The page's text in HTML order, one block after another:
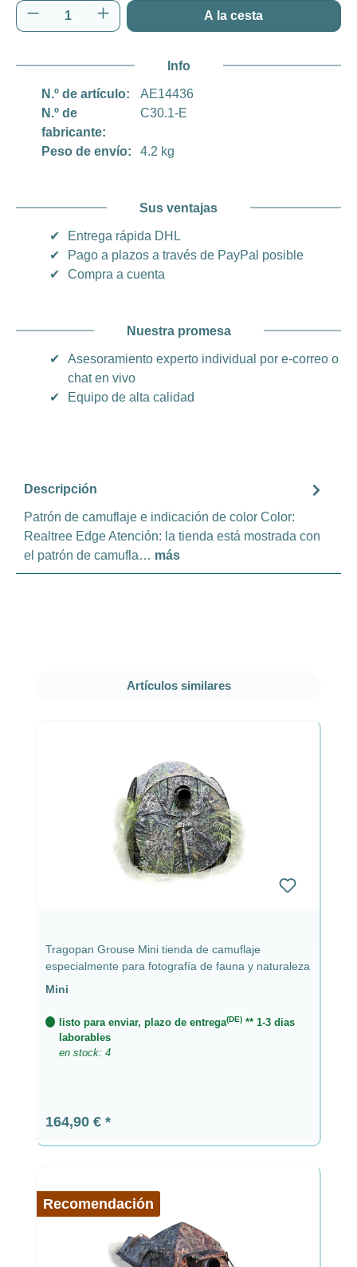
Cantidad del producto: introduce la
A la cesta
Info
N.º de artículo:
AE14436
N.º de
fabricante:
C30.1-E
Peso de envío: 4.2 kg
Sus ventajas
✔
Entrega rápida DHL
✔
Pago a plazos a través de PayPal posible
✔
Compra a cuenta
Nuestra promesa
✔
Asesoramiento experto individual por e-correo o
chat en vivo
✔
Equipo de alta calidad
Descripción
Patrón de camuflaje e indicación de color Color:
Realtree Edge Atención: la tienda está mostrada con
el patrón de camufla… más
Omitir la galería de productos
Artículos similares
Tragopan Grouse Mini tienda de camuflaje
especialmente para fotografía de fauna y naturaleza
Mini
listo para enviar, plazo de entrega(DE) ** 1-3 dias
laborables
en stock: 4
Precio normal:
164,90 €
Recomendación